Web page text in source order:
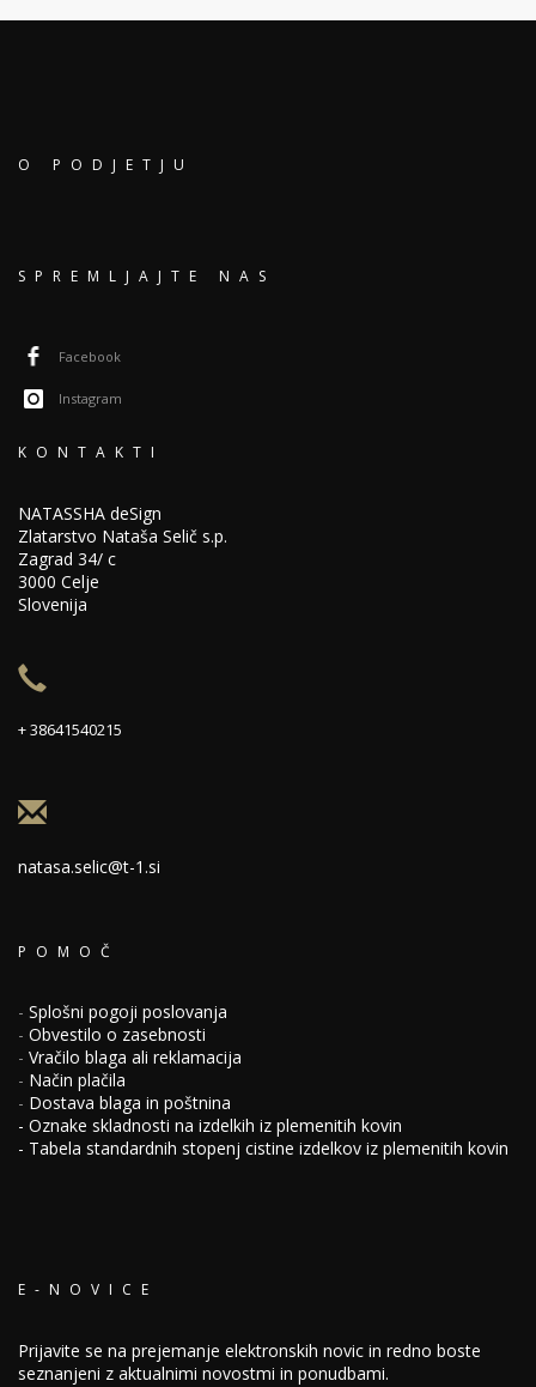
O PODJETJU
SPREMLJAJTE NAS
Facebook
Instagram
KONTAKTI
NATASSHA deSign
Zlatarstvo Nataša Selič s.p.
Zagrad 34/ c
3000 Celje
Slovenija
+ 38641540215
natasa.selic@t-1.si
POMOČ
- Splošni pogoji poslovanja
- Obvestilo o zasebnosti
- Vračilo blaga ali reklamacija
- Način plačila
- Dostava blaga in poštnina
- Oznake skladnosti na izdelkih iz plemenitih kovin
- Tabela standardnih stopenj cistine izdelkov iz plemenitih kovin
E-NOVICE
Prijavite se na prejemanje elektronskih novic in redno boste
seznanjeni z aktualnimi novostmi in ponudbami.